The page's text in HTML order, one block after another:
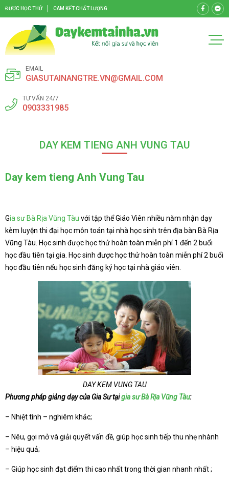
ĐƯỢC HỌC THỬ CAM KẾT CHẤT LƯỢNG
EMAIL
GIASUTAINANGTRE.VN@GMAIL.COM
TƯ VẤN 24/7
0903331985
DAY KEM TIENG ANH VUNG TAU
Day kem tieng Anh Vung Tau
Gia sư Bà Rịa Vũng Tàu với tập thể Giáo Viên nhiều năm nhận dạy
kèm luyện thi đại học môn toán tại nhà học sinh trên địa bàn Bà Rịa
Vũng Tàu. Học sinh được học thử hoàn toàn miễn phí 1 đến 2 buổi
học đầu tiên tại gia. Học sinh được học thử hoàn toàn miễn phí 2 buổi
học đầu tiên nếu học sinh đăng ký học tại nhà giáo viên.
DAY KEM VUNG TAU
Phương pháp giảng dạy của Gia Sư tạigia sư Bà Rịa Vũng Tàu:
– Nhiệt tình – nghiêm khắc;
– Nêu, gợi mở và giải quyết vấn đề, giúp học sinh tiếp thu nhẹ nhành
– hiệu quả;
– Giúp học sinh đạt điểm thi cao nhất trong thời gian nhanh nhất ;